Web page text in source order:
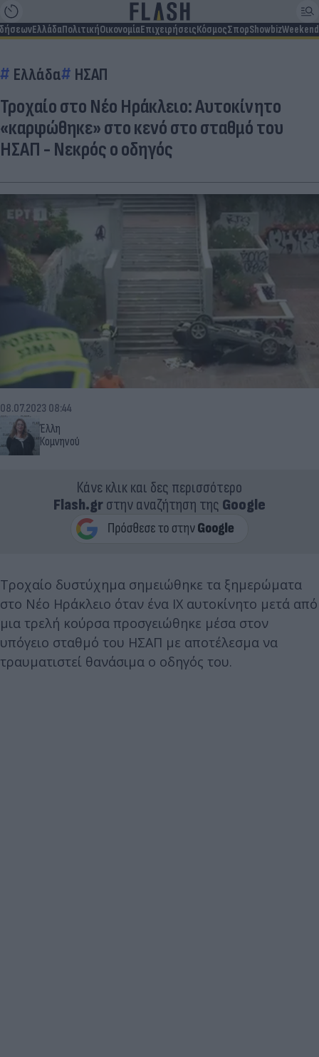
ΕλλάδαΠολιτικήΟικονομίαΕπιχειρήσειςΚόσμοςΣπορShowbizWeekend
Ελλάδα ΗΣΑΠ
Τροχαίο στο Νέο Ηράκλειο: Αυτοκίνητο
«καρφώθηκε» στο κενό στο σταθμό του
ΗΣΑΠ - Νεκρός ο οδηγός
Έλλη
Κομνηνού
08.07.2023 08:44
Κάνε κλικ και δες περισσότερο
Flash.grστην αναζήτηση της Google
Τροχαίο δυστύχημα σημειώθηκε τα ξημερώματα
στο Νέο Ηράκλειο όταν ένα ΙΧ αυτοκίνητο μετά από
μια τρελή κούρσα προσγειώθηκε μέσα στον
υπόγειο σταθμό του ΗΣΑΠ με αποτέλεσμα να
τραυματιστεί θανάσιμα ο οδηγός του.